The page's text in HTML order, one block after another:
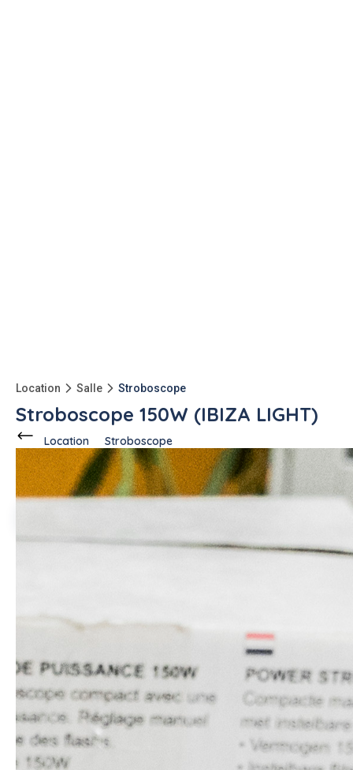
Location Salle Stroboscope
Stroboscope 150W (IBIZA LIGHT)
Location Stroboscope
Ce voisin propose en locationàHouilles (78800)
Je loue mon stroboscope en très bon état, dans sa boite
avec son mode d'emploi.
Puissance 150W, possibilité de le suspendre.
Je demande aussi une caution lorsque je loue
Je loue aussi une lumière noire, et une machine à fumée,
possibilité de faire un lot :)